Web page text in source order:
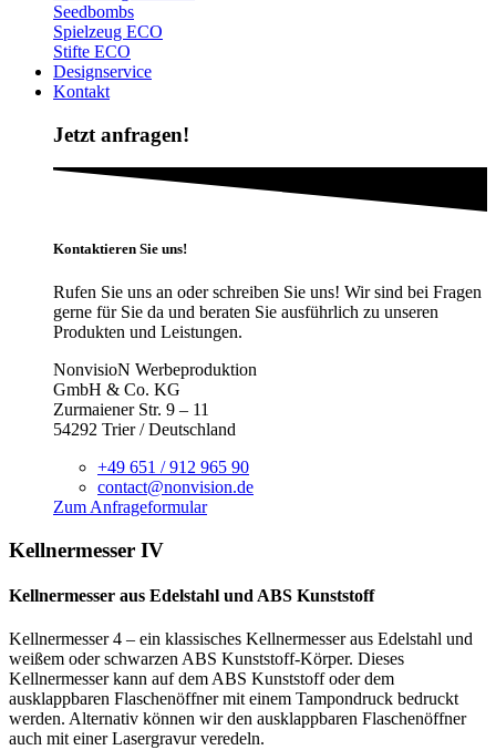
Seedbombs
Spielzeug ECO
Stifte ECO
Designservice
Kontakt
Jetzt anfragen!
Kontaktieren Sie uns!
Rufen Sie uns an oder schreiben Sie uns! Wir sind bei Fragen
gerne für Sie da und beraten Sie ausführlich zu unseren
Produkten und Leistungen.
NonvisioN Werbeproduktion
GmbH & Co. KG
Zurmaiener Str. 9 – 11
54292 Trier / Deutschland
+49 651 / 912 965 90
contact@nonvision.de
Zum Anfrageformular
Kellnermesser IV
Kellnermesser aus Edelstahl und ABS Kunststoff
Kellnermesser 4 – ein klassisches Kellnermesser aus Edelstahl und
weißem oder schwarzen ABS Kunststoff-Körper. Dieses
Kellnermesser kann auf dem ABS Kunststoff oder dem
ausklappbaren Flaschenöffner mit einem Tampondruck bedruckt
werden. Alternativ können wir den ausklappbaren Flaschenöffner
auch mit einer Lasergravur veredeln.